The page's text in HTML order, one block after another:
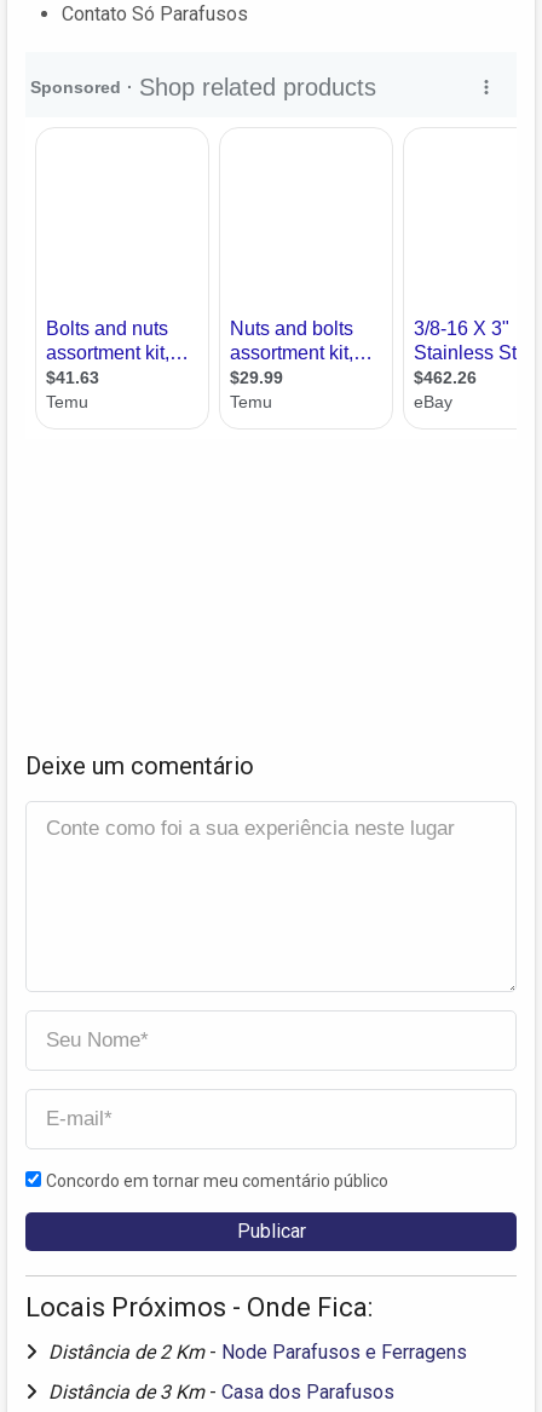
Contato Só Parafusos
Deixe um comentário
Concordo em tornar meu comentário público
Locais Próximos - Onde Fica:
Distância de 2 Km - Node Parafusos e Ferragens
Distância de 3 Km - Casa dos Parafusos